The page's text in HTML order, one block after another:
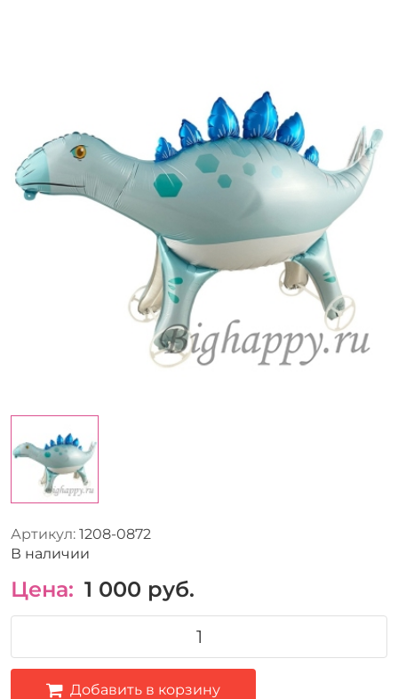
Артикул: 1208-0872
В наличии
Цена: 1 000 руб.
Добавить в корзину